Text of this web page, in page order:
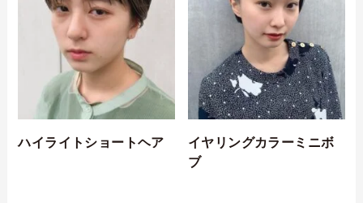
ハイライトショートヘア
イヤリングカラーミニボ
ブ